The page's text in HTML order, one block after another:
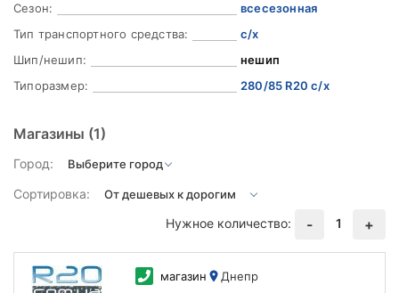
Сезон:
всесезонная
Тип транспортного средства:
с/х
Шип/нешип:
нешип
Типоразмер:
280/85 R20 с/х
Магазины (1)
Город:
Сортировка:
Нужное количество:
- 1 +
магазин Днепр